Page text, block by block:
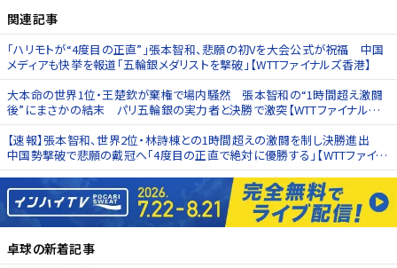
関連記事
「ハリモトが“4度目の正直”」張本智和、悲願の初Vを大会公式が祝福 中国
メディアも快挙を報道「五輪銀メダリストを撃破」【WTTファイナルズ香港】
大本命の世界1位・王楚欽が棄権で場内騒然 張本智和の“1時間超え激闘
後”にまさかの結末 パリ五輪銀の実力者と決勝で激突【WTTファイナルズ
【速報】張本智和、世界2位・林詩棟との1時間超えの激闘を制し決勝進出
中国勢撃破で悲願の戴冠へ「4度目の正直で絶対に優勝する」【WTTファイナ
卓球の新着記事